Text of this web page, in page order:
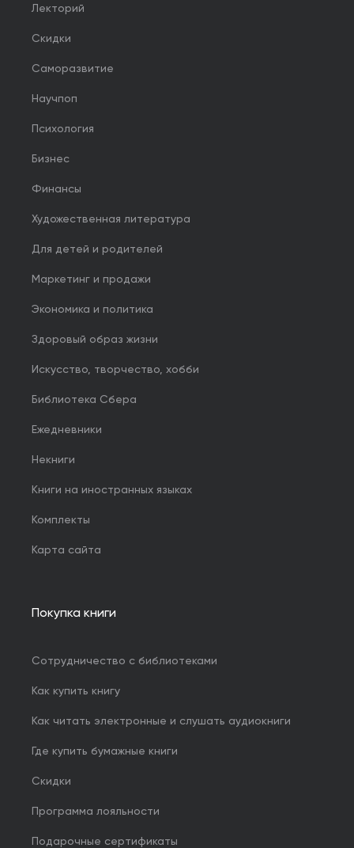
Лекторий
Скидки
Саморазвитие
Научпоп
Психология
Бизнес
Финансы
Художественная литература
Для детей и родителей
Маркетинг и продажи
Экономика и политика
Здоровый образ жизни
Искусство, творчество, хобби
Библиотека Сбера
Ежедневники
Некниги
Книги на иностранных языках
Комплекты
Карта сайта
Покупка книги
Сотрудничество с библиотеками
Как купить книгу
Как читать электронные и слушать аудиокниги
Где купить бумажные книги
Скидки
Программа лояльности
Подарочные сертификаты